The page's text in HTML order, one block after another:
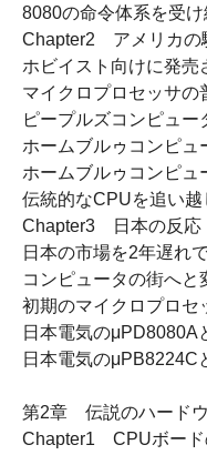
8080の命令体系を受
Chapter2 アメリカの
ホビイスト向けに発売
マイクロプロセッサの
ピープルズコンピュー
ホームブルゥコンピュ
ホームブルゥコンピュ
伝統的なCPUを追い
Chapter3 日本の反応
日本の市場を2年遅れ
コンピュータの街へと
初期のマイクロプロセ
日本電気のμPD8080A
日本電気のμPB8224C
第2章 伝説のハード
Chapter1 CPUボード